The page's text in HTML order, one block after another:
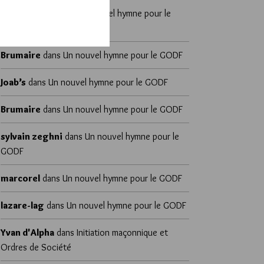
Un nouvel hymne pour le
Brumaire dans Un nouvel hymne pour le GODF
Joab’s dans Un nouvel hymne pour le GODF
Brumaire dans Un nouvel hymne pour le GODF
sylvain zeghni dans Un nouvel hymne pour le
GODF
marcorel dans Un nouvel hymne pour le GODF
lazare-lag dans Un nouvel hymne pour le GODF
Yvan d'Alpha dans Initiation maçonnique et
Ordres de Société